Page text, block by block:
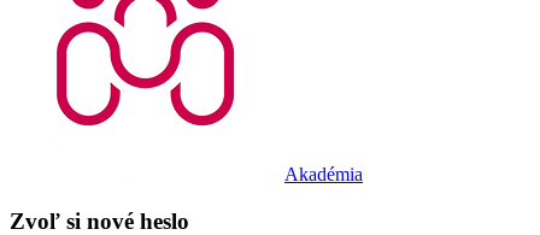
Akadémia
Zvoľ si nové heslo